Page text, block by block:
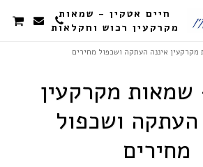
חיים אטקין - שמאות
מקרקעין רכוש וחקלאות
איננה העתקה ושכפול מחירים
מקרקעין
העתקה ושכפול
מחירים